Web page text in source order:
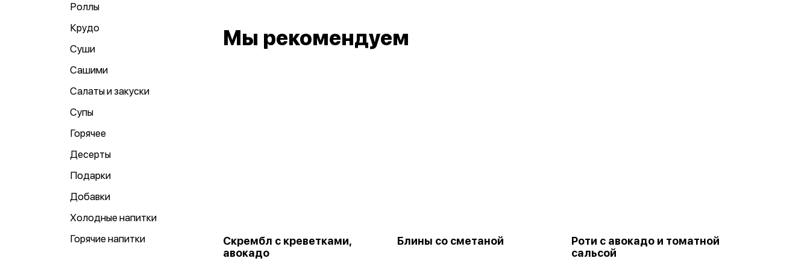
Роллы
Крудо
Суши
Сашими
Салаты и закуски
Супы
Горячее
Десерты
Подарки
Добавки
Холодные напитки
Горячие напитки
Мы рекомендуем
Скрембл с креветками,
авокадо
Блины со сметаной
Роти с авокадо и томатной
сальсой